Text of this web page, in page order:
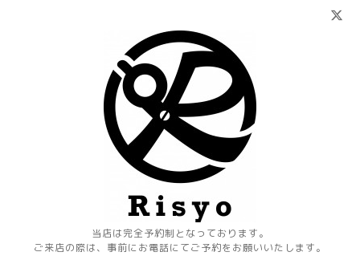
当店は完全予約制となっております。
ご来店の際は、事前にお電話にてご予約をお願いいたします。